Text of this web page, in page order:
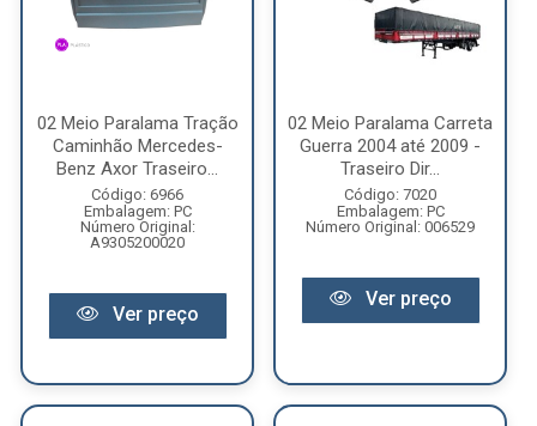
02 Meio Paralama Tração
Caminhão Mercedes-
Benz Axor Traseiro...
Código: 6966
Embalagem: PC
Número Original:
A9305200020
Ver preço
02 Meio Paralama Carreta
Guerra 2004 até 2009 -
Traseiro Dir...
Código: 7020
Embalagem: PC
Número Original: 006529
Ver preço